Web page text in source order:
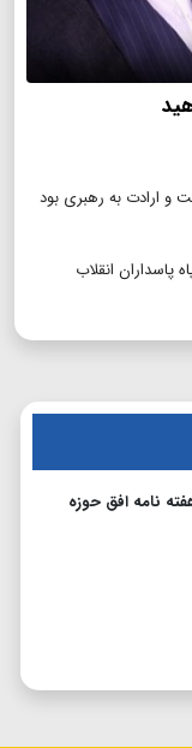
و ارادت به رهبری بود
انقلاب
نامه افق حوزه